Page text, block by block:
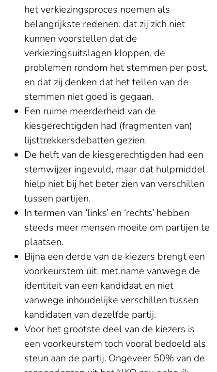
het verkiezingsproces noemen als
belangrijkste redenen: dat zij zich niet
kunnen voorstellen dat de
verkiezingsuitslagen kloppen, de
problemen rondom het stemmen per post,
en dat zij denken dat het tellen van de
stemmen niet goed is gegaan.
Een ruime meerderheid van de
kiesgerechtigden had (fragmenten van)
lijsttrekkersdebatten gezien.
De helft van de kiesgerechtigden had een
stemwijzer ingevuld, maar dat hulpmiddel
hielp niet bij het beter zien van verschillen
tussen partijen.
In termen van ‘links’ en ‘rechts’ hebben
steeds meer mensen moeite om partijen te
plaatsen.
Bijna een derde van de kiezers brengt een
voorkeurstem uit, met name vanwege de
identiteit van een kandidaat en niet
vanwege inhoudelijke verschillen tussen
kandidaten van dezelfde partij.
Voor het grootste deel van de kiezers is
een voorkeurstem toch vooral bedoeld als
steun aan de partij. Ongeveer 50% van de